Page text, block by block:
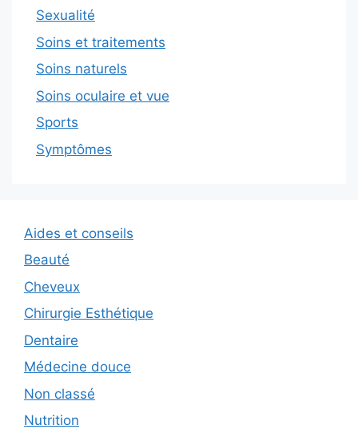
Sexualité
Soins et traitements
Soins naturels
Soins oculaire et vue
Sports
Symptômes
Aides et conseils
Beauté
Cheveux
Chirurgie Esthétique
Dentaire
Médecine douce
Non classé
Nutrition